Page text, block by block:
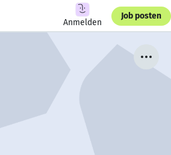
Anmelden
Job posten